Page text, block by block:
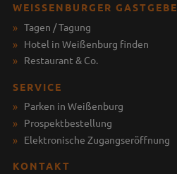
WEISSENBURGER GASTGEBER
Tagen / Tagung
Hotel in Weißenburg finden
Restaurant & Co.
SERVICE
Parken in Weißenburg
Prospektbestellung
Elektronische Zugangseröffnung
KONTAKT